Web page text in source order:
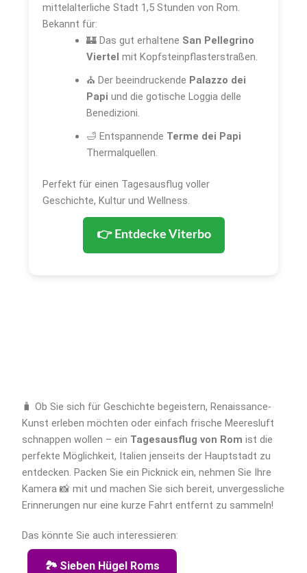
mittelalterliche Stadt 1,5 Stunden von Rom.
Bekannt für:
🏰 Das gut erhaltene San Pellegrino
Viertel mit Kopfsteinpflasterstraßen.
⛪ Der beeindruckende Palazzo dei
Papi und die gotische Loggia delle
Benedizioni.
🛁 Entspannende Terme dei Papi
Thermalquellen.
Perfekt für einen Tagesausflug voller
Geschichte, Kultur und Wellness.
👉 Entdecke Viterbo
🧳 Ob Sie sich für Geschichte begeistern, Renaissance-
Kunst erleben möchten oder einfach frische Meeresluft
schnappen wollen – ein Tagesausflug von Rom ist die
perfekte Möglichkeit, Italien jenseits der Hauptstadt zu
entdecken. Packen Sie ein Picknick ein, nehmen Sie Ihre
Kamera 📸 mit und machen Sie sich bereit, unvergessliche
Erinnerungen nur eine kurze Fahrt entfernt zu sammeln!
Das könnte Sie auch interessieren:
🏞️ Sieben Hügel Roms